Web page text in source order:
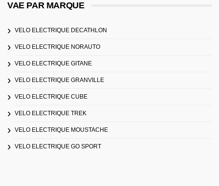
VAE PAR MARQUE
VELO ELECTRIQUE DECATHLON
VELO ELECTRIQUE NORAUTO
VELO ELECTRIQUE GITANE
VELO ELECTRIQUE GRANVILLE
VELO ELECTRIQUE CUBE
VELO ELECTRIQUE TREK
VELO ELECTRIQUE MOUSTACHE
VELO ELECTRIQUE GO SPORT